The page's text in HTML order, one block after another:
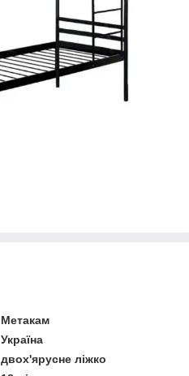
Метакам
Україна
двох'ярусне ліжко